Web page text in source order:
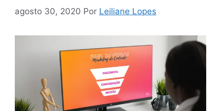
agosto 30, 2020 Por Leiliane Lopes